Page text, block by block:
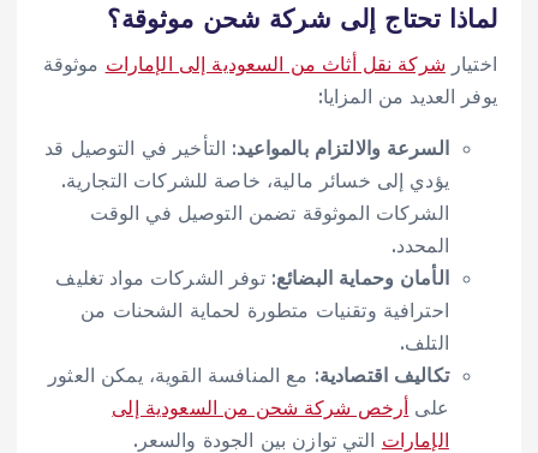
لماذا تحتاج إلى شركة شحن موثوقة؟
اختيار شركة نقل أثاث من السعودية إلى الإمارات موثوقة
يوفر العديد من المزايا:
السرعة والالتزام بالمواعيد: التأخير في التوصيل قد
يؤدي إلى خسائر مالية، خاصة للشركات التجارية.
الشركات الموثوقة تضمن التوصيل في الوقت
المحدد.
الأمان وحماية البضائع: توفر الشركات مواد تغليف
احترافية وتقنيات متطورة لحماية الشحنات من
التلف.
تكاليف اقتصادية: مع المنافسة القوية، يمكن العثور
على أرخص شركة شحن من السعودية إلى
الإمارات التي توازن بين الجودة والسعر.